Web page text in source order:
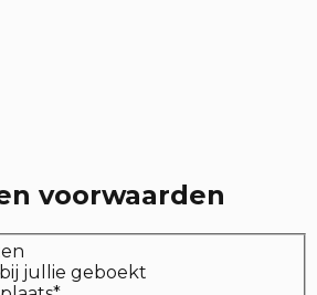
voorwaarden
jullie geboekt